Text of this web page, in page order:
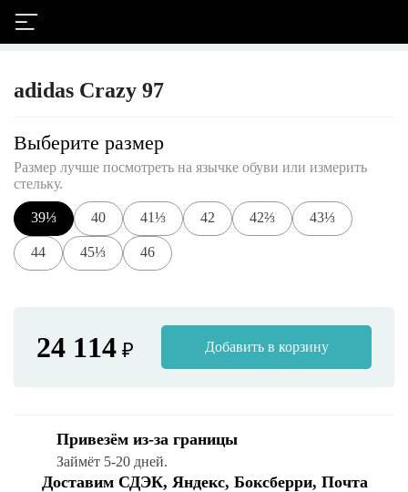
adidas Crazy 97
Выберите размер
Размер лучше посмотреть на язычке обуви или измерить
стельку.
39⅓ 40 41⅓ 42 42⅔ 43⅓
44 45⅓ 46
24 114 ₽ Добавить в корзину
Привезём из-за границы
Займёт 5-20 дней.
Доставим СДЭК, Яндекс, Боксберри, Почта